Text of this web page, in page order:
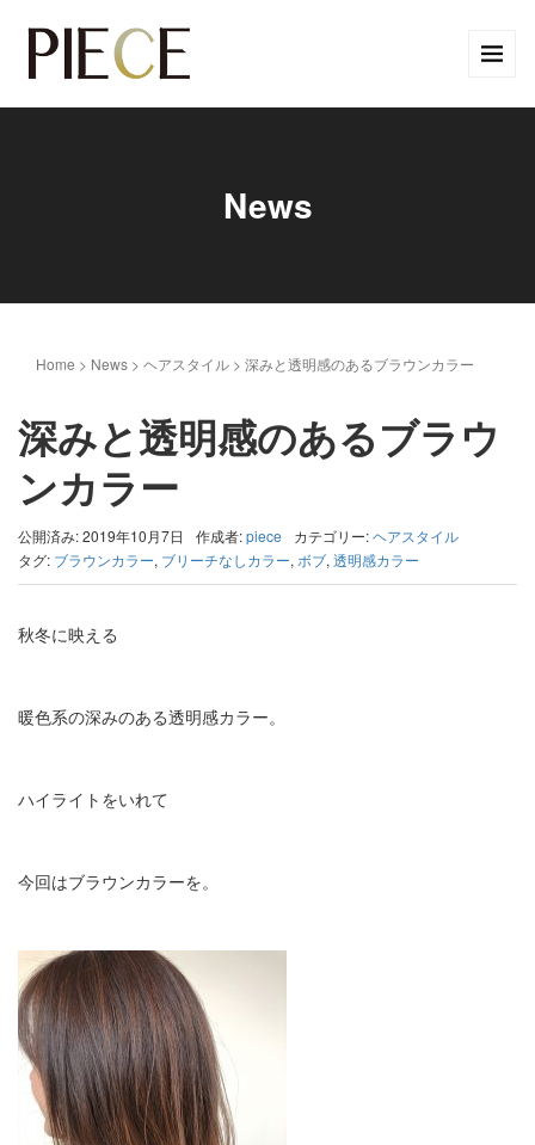
News
Home > News > ヘアスタイル > 深みと透明感のあるブラウンカラー
深みと透明感のあるブラウ
ンカラー
公開済み: 2019年10月7日 作成者:piece カテゴリー:ヘアスタイル
タグ: ブラウンカラー, ブリーチなしカラー, ボブ, 透明感カラー
秋冬に映える
暖色系の深みのある透明感カラー。
ハイライトをいれて
今回はブラウンカラーを。